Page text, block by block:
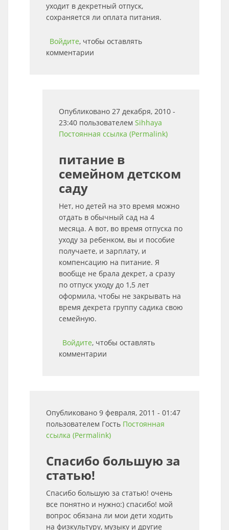
уходит в декретный отпуск,
сохраняется ли оплата питания.
Войдите, чтобы оставлять
комментарии
Опубликовано 27 декабря, 2010 -
23:40 пользователем Sihhaya
Постоянная ссылка (Permalink)
питание в
семейном детском
саду
Нет, но детей на это время можно
отдать в обычный сад на 4
месяца. А вот, во время отпуска по
уходу за ребенком, вы и пособие
получаете, и зарплату, и
компенсацию на питание. Я
вообще не брала декрет, а сразу
по отпуск уходу до 1,5 лет
оформила, чтобы не закрывать на
время декрета группу садика свою
семейную.
Войдите, чтобы оставлять
комментарии
Опубликовано 9 февраля, 2011 - 01:47
пользователем Гость Постоянная
ссылка (Permalink)
Спасибо большую за
статью!
Спасибо большую за статью! очень
все понятно и нужно:) спасибо! мой
вопрос обязана ли мои дети ходить
на физкультуру, музыку и другие